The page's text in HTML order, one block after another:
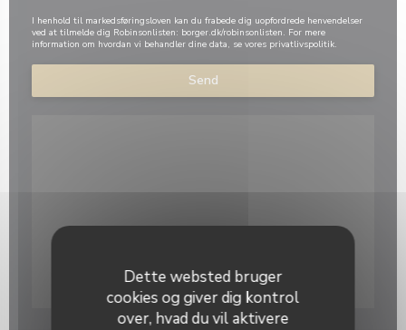
Dette websted bruger
cookies og giver dig kontrol
over, hvad du vil aktivere
I henhold til markedsføringsloven kan du frabede dig uopfordrede henvendelser
ved at tilmelde dig Robinsonlisten: borger.dk/robinsonlisten. For mere
information om hvordan vi behandler dine data, se vores privatlivspolitik.
Waze Map er deaktiveret. Tillad